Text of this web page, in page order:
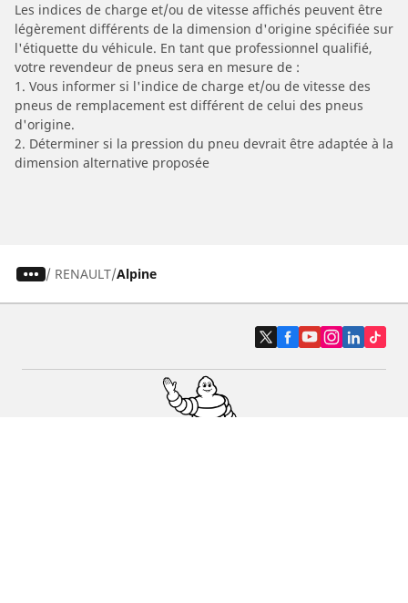
Les indices de charge et/ou de vitesse affichés peuvent être
légèrement différents de la dimension d'origine spécifiée sur
l'étiquette du véhicule. En tant que professionnel qualifié,
votre revendeur de pneus sera en mesure de :
1. Vous informer si l'indice de charge et/ou de vitesse des
pneus de remplacement est différent de celui des pneus
d'origine.
2. Déterminer si la pression du pneu devrait être adaptée à la
dimension alternative proposée
/ RENAULT Alpine